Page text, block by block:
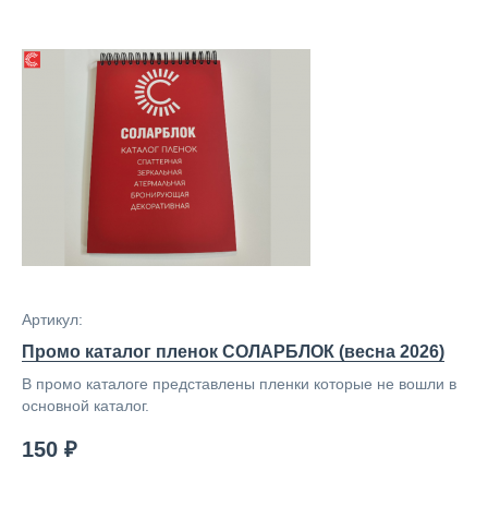
Артикул:
Промо каталог пленок СОЛАРБЛОК (весна 2026)
В промо каталоге представлены пленки которые не вошли в
основной каталог.
150 ₽